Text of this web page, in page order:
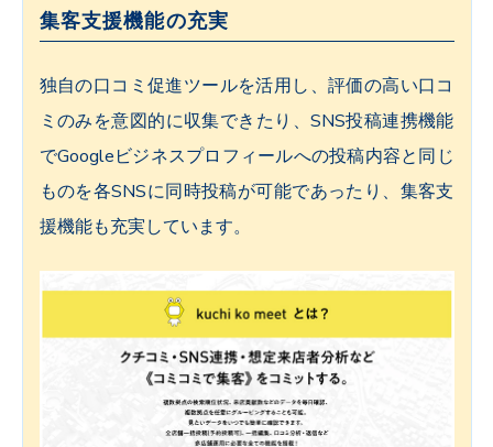
集客支援機能の充実
独自の口コミ促進ツールを活用し、評価の高い口コ
ミのみを意図的に収集できたり、SNS投稿連携機能
でGoogleビジネスプロフィールへの投稿内容と同じ
ものを各SNSに同時投稿が可能であったり、集客支
援機能も充実しています。